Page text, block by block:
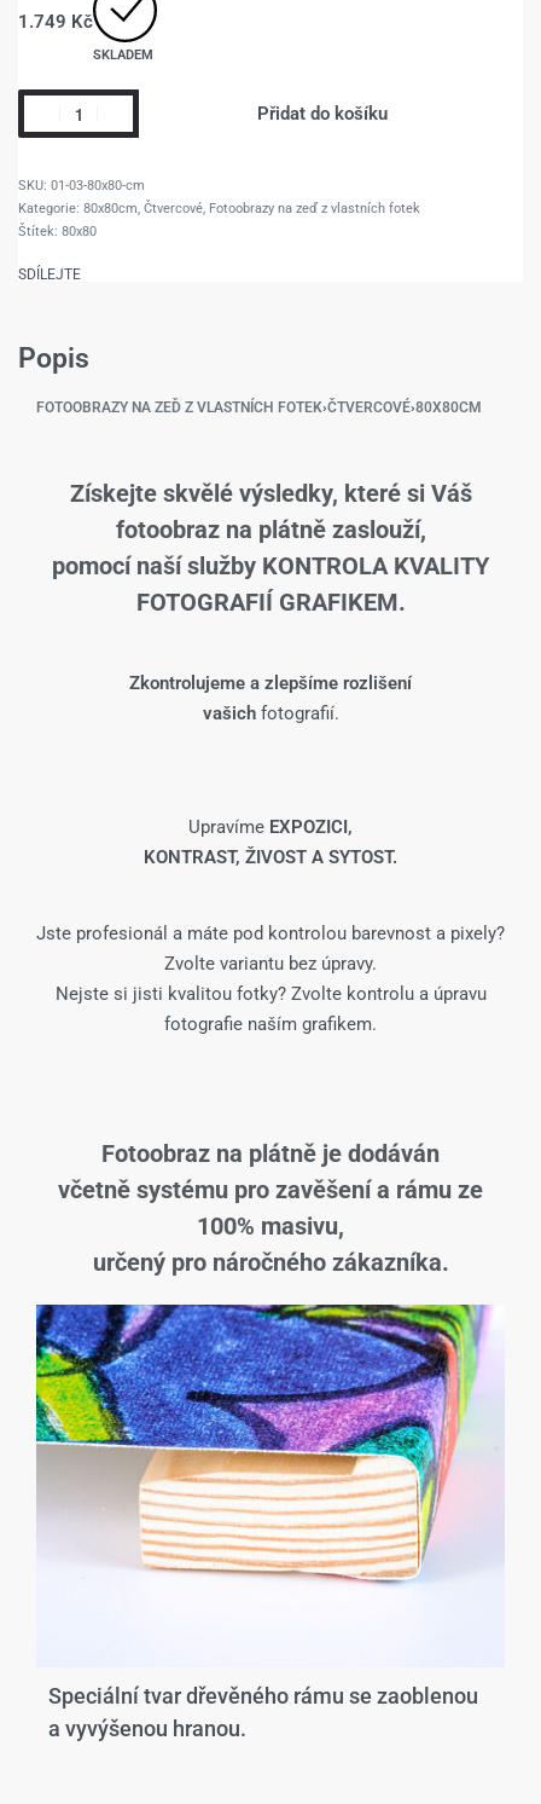
1.749 Kč
SKLADEM
Přidat do košíku
01-03-80x80-cm
Kategorie: 80x80cm, Čtvercové, Fotoobrazy na zeď z vlastních fotek
Štítek: 80x80
SDÍLEJTE
Popis
FOTOOBRAZY NA ZEĎ Z VLASTNÍCH FOTEK›ČTVERCOVÉ›80X80CM
Získejte skvělé výsledky, které si Váš
fotoobraz na plátně zaslouží,
pomocí naší služby KONTROLA KVALITY
FOTOGRAFIÍ GRAFIKEM.
Zkontrolujeme a zlepšíme rozlišení
vašich fotografií.
Upravíme EXPOZICI,
KONTRAST, ŽIVOST A SYTOST.
Jste profesionál a máte pod kontrolou barevnost a pixely?
Zvolte variantu bez úpravy.
Nejste si jisti kvalitou fotky? Zvolte kontrolu a úpravu
fotografie naším grafikem.
Fotoobraz na plátně je dodáván
včetně systému pro zavěšení a rámu ze
100% masivu,
určený pro náročného zákazníka.
Speciální tvar dřevěného rámu se zaoblenou
a vyvýšenou hranou.​